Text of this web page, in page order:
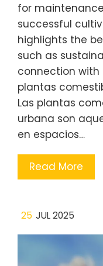
for
successful
highlights the
such as
connection with
plantas
Las plantas
urbana son
en espacios…
Read More
25 JUL 2025